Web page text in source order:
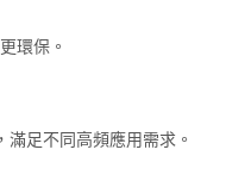
環保。
滿足不同高頻應用需求。